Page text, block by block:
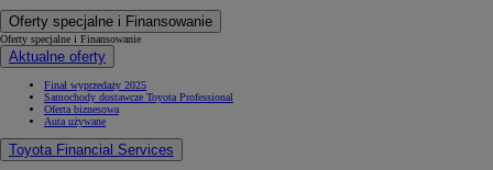
Oferty specjalne i Finansowanie
Oferty specjalne i Finansowanie
Aktualne oferty
Finał wyprzedaży 2025
Samochody dostawcze Toyota Professional
Oferta biznesowa
Auta używane
Toyota Financial Services